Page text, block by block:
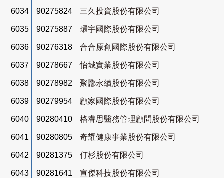
6034 90275824 三久投資股份有限公司
6035 90275887 環宇國際股份有限公司
6036 90276318 合合原創國際股份有限公司
6037 90278667 怡城實業股份有限公司
6038 90278982 聚酈永續股份有限公司
6039 90279954 顧家國際股份有限公司
6040 90280410 格睿思醫務管理顧問股份有限公司
6041 90280805 奇耀健康事業股份有限公司
6042 90281375 仃杉股份有限公司
6043 90281641 宣傑科技股份有限公司